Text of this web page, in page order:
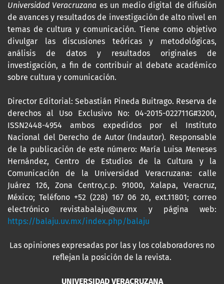
Universidad Veracruzana es un medio digital de difusión
de avances y resultados de investigación de alto nivel en
temas de cultura y comunicación. Tiene como objetivo
divulgar las discusiones teóricas y metodológicas,
análisis de datos y resultados originales de
investigación, a fin de contribuir al debate académico
sobre cultura y comunicación.
Director Editorial: Sebastián Pineda Buitrago. Reserva de
derechos al Uso Exclusivo No: 04-2015-022711G#3200,
ISSN2448-4954 ambos expedidos por el Instituto
Nacional del Derecho de Autor (Indautor). Responsable
de la publicación de este número: María Luisa Meneses
Hernández, Centro de Estudios de la Cultura y la
Comunicación de la Universidad Veracruzana: calle
Juárez 126, Zona Centro,c.p. 91000, Xalapa, Veracruz,
México; Teléfono +52 (228) 167 06 20, ext.11801; correo
electrónico revistabalaju@uv.mx y página web:
https://balaju.uv.mx/index.php/balaju
Las opiniones expresadas por las y los colaboradores no
reflejan la posición de la revista.
UNIVERSIDAD VERACRUZANA